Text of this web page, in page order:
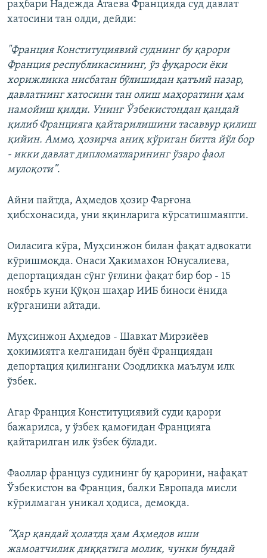
раҳбари Надежда Атаева Францияда суд давлат
хатосини тан олди, дейди:
"Франция Конституциявий суднинг бу қарори
Франция республикасининг, ўз фуқароси ёки
хорижликка нисбатан бўлишидан қатъий назар,
давлатнинг хатосини тан олиш маҳоратини ҳам
намойиш қилди. Унинг Ўзбекистондан қандай
қилиб Францияга қайтарилишини тасаввур қилиш
қийин. Аммо, ҳозирча аниқ кўриган битта йўл бор
- икки давлат дипломатларининг ўзаро фаол
мулоқоти”.
Айни пайтда, Аҳмедов ҳозир Фарғона
ҳибсхонасида, уни яқинларига кўрсатишмаяпти.
Оиласига кўра, Муҳсинжон билан фақат адвокати
кўришмоқда. Онаси Ҳакимахон Юнусалиева,
депортациядан сўнг ўғлини фақат бир бор - 15
ноябрь куни Қўқон шаҳар ИИБ биноси ёнида
кўрганини айтади.
Муҳсинжон Аҳмедов - Шавкат Мирзиёев
ҳокимиятга келганидан буён Франциядан
депортация қилингани Озодликка маълум илк
ўзбек.
Агар Франция Конституциявий суди қарори
бажарилса, у ўзбек қамоғидан Францияга
қайтарилган илк ўзбек бўлади.
Фаоллар француз судининг бу қарорини, нафақат
Ўзбекистон ва Франция, балки Европада мисли
кўрилмаган уникал ҳодиса, демоқда.
“Ҳар қандай ҳолатда ҳам Аҳмедов иши
жамоатчилик диққатига молик, чунки бундай